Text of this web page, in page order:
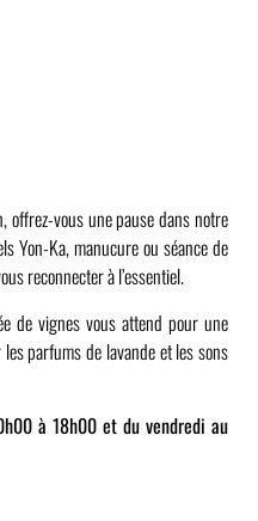
offrez-vous une pause dans notre
Yon-Ka, manucure ou séance de
reconnecter à l’essentiel.
de vignes vous attend pour une
parfums de lavande et les sons
à 18h00 et du vendredi au